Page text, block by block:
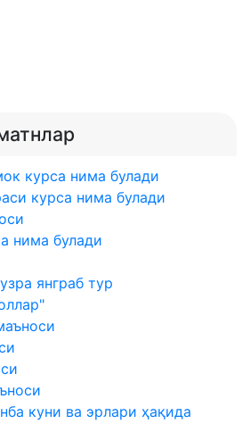
курса нима булади
курса нима булади
нима булади
янграб тур
куни ва эрлари ҳақида